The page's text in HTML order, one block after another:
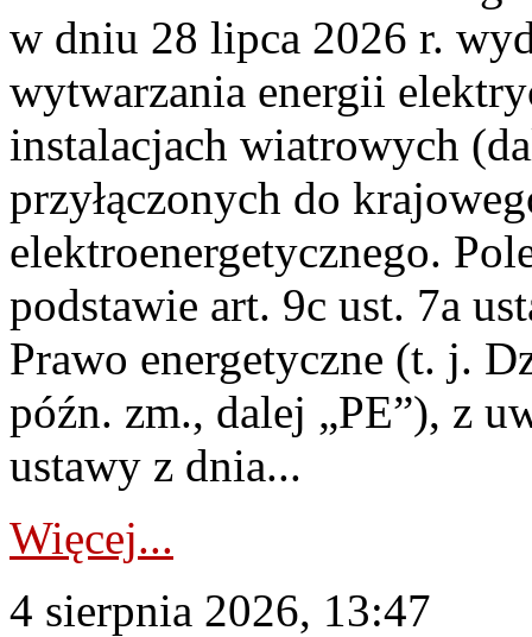
w dniu 28 lipca 2026 r.
wytwarzania energii
instalacjach wiatrowych
przyłączonych do
elektroenergetycznego.
podstawie art. 9c ust. 7a
Prawo energetyczne (t. j.
późn. zm., dalej „PE”), z
ustawy z dnia...
Więcej...
4 sierpnia 2026, 13:47